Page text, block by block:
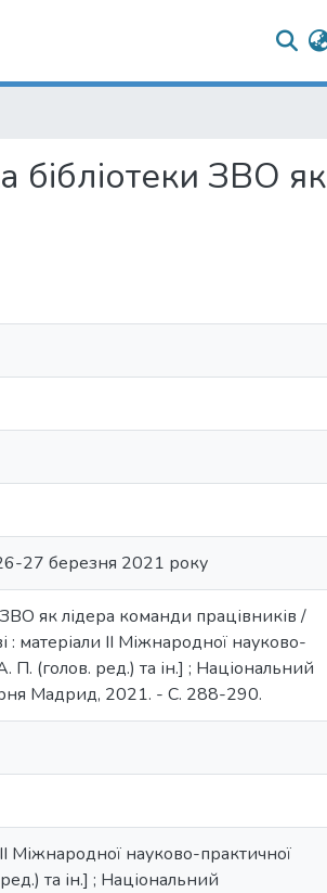
бібліотеки ЗВО як
27 березня 2021 року
ЗВО як лідера команди працівників /
: матеріали II Міжнародної науково-
(голов. ред.) та ін.] ; Національний
Мадрид, 2021. - С. 288-290.
II Міжнародної науково-практичної
та ін.] ; Національний